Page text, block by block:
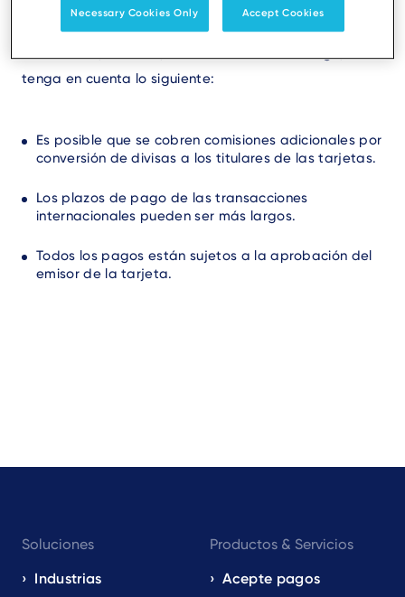
procesar cualquier tarjeta que muestre el logotipo de
tenga en cuenta lo siguiente:
Es posible que se cobren comisiones adicionales por
conversión de divisas a los titulares de las tarjetas.
Los plazos de pago de las transacciones
internacionales pueden ser más largos.
Todos los pagos están sujetos a la aprobación del
emisor de la tarjeta.
navigation
EN
Soluciones
Industrias
Productos & Servicios
Acepte pagos
Necessary Cookies Only Accept Cookies